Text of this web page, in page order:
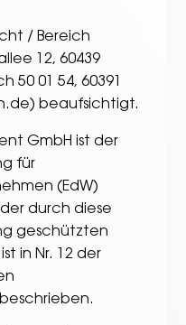
/ Bereich
12, 60439
50 01 54, 60391
beaufsichtigt.
GmbH ist der
für
(EdW)
durch diese
geschützten
in Nr. 12 der